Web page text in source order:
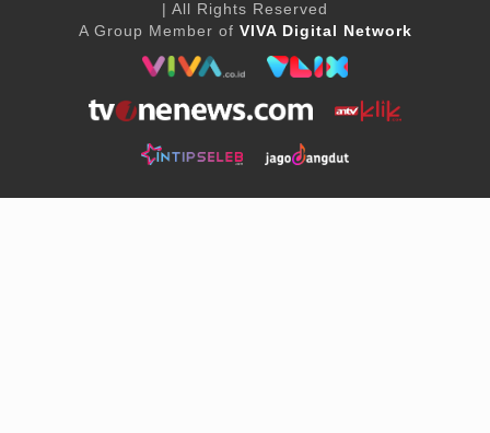
| All Rights Reserved
A Group Member of VIVA Digital Network